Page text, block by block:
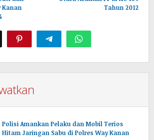
Kanan
Tahun 2012
Polisi Amankan Pelaku dan Mobil Terios
Hitam Jaringan Sabu di Polres Way Kanan